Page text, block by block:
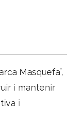
Masquefa”,
i mantenir
i